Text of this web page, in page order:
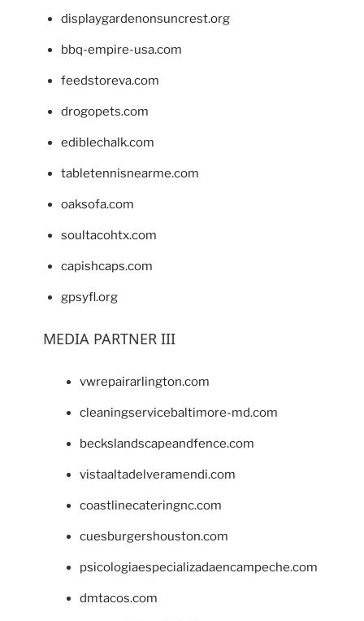
displaygardenonsuncrest.org
bbq-empire-usa.com
feedstoreva.com
drogopets.com
ediblechalk.com
tabletennisnearme.com
oaksofa.com
soultacohtx.com
capishcaps.com
gpsyfl.org
MEDIA PARTNER III
vwrepairarlington.com
cleaningservicebaltimore-md.com
beckslandscapeandfence.com
vistaaltadelveramendi.com
coastlinecateringnc.com
cuesburgershouston.com
psicologiaespecializadaencampeche.com
dmtacos.com